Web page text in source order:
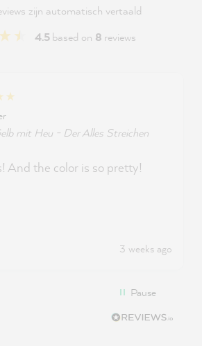
zijn automatisch vertaald
4.5based on 8 reviews
mit Heu - Der Alles Streichen
And the color is so pretty!
3 weeks ago
Pause